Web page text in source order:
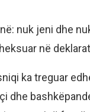
nuk jeni dhe
në
ka treguar
dhe